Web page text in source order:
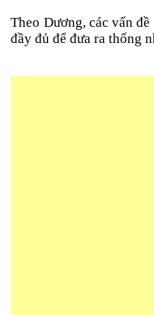
Theo Dương, các vấn
đầy đủ để đưa ra thống